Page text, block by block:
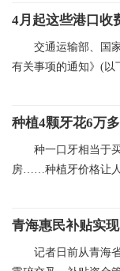
4月起这些港口收
交通运输部、国
有关事项的通知》(以
种植4颗牙花6万
种一口牙相当于
房……种植牙价格让
青海惠民补贴实
记者日前从青海